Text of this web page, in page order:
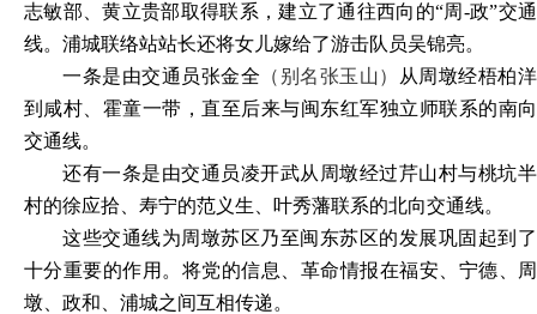
志敏部、黄立贵部取得联系，建立了通往西向的“周-政”交通
线。浦城联络站站长还将女儿嫁给了游击队员吴锦亮。
一条是由交通员张金全 （别名张玉山）
从周墩经梧柏洋
到咸村、霍童一带，直至后来与闽东红军独立师联系的南向
交通线。
还有一条是由交通员凌开武从周墩经过芹山村与桃坑半
村的徐应拾、寿宁的范义生、叶秀藩联系的北向交通线。
这些交通线为周墩苏区乃至闽东苏区的发展巩固起到了
十分重要的作用。将党的信息、革命情报在福安、宁德、周
墩、政和、浦城之间互相传递。